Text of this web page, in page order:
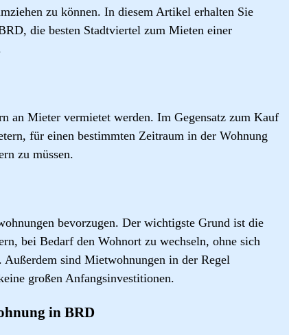
zu können. In diesem Artikel erhalten Sie
die besten Stadtviertel zum Mieten einer
an Mieter vermietet werden. Im Gegensatz zum Kauf
für einen bestimmten Zeitraum in der Wohnung
zu müssen.
bevorzugen. Der wichtigste Grund ist die
bei Bedarf den Wohnort zu wechseln, ohne sich
sind Mietwohnungen in der Regel
großen Anfangsinvestitionen.
in BRD